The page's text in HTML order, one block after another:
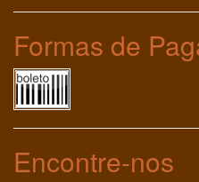
Formas de
Encontre-nos